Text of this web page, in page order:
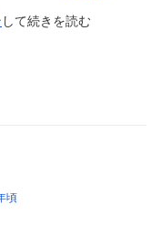
して続きを読む
頃